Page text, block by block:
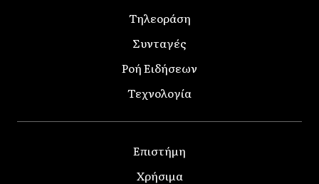
Τηλεοράση
Συνταγές
Ροή Ειδήσεων
Τεχνολογία
Επιστήμη
Χρήσιμα